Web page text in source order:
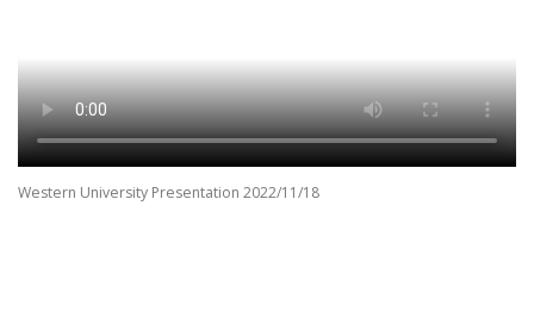
Western University Presentation 2022/11/18